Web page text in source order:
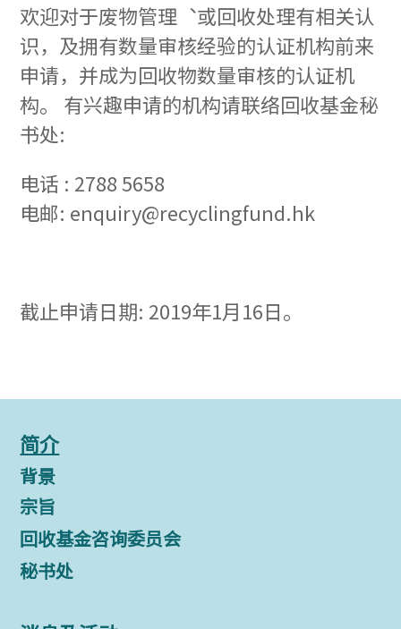
欢迎对于废物管理︑或回收处理有相关认
识，及拥有数量审核经验的认证机构前来
申请，并成为回收物数量审核的认证机
构。 有兴趣申请的机构请联络回收基金秘
书处:
电话 : 2788 5658
电邮: enquiry@recyclingfund.hk
截止申请日期: 2019年1月16日。
简介
背景
宗旨
回收基金咨询委员会
秘书处